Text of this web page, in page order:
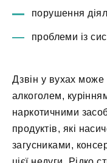
порушення
проблеми із
Дзвін у вухах може
алкоголем,
наркотичними
продуктів, які
загусниками,